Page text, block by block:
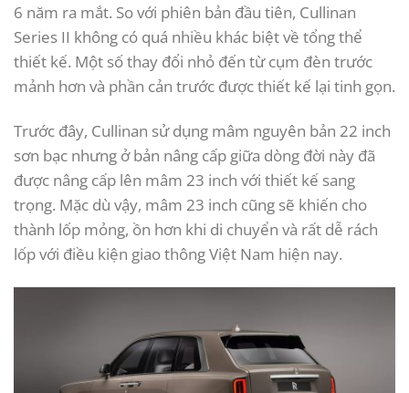
6 năm ra mắt. So với phiên bản đầu tiên, Cullinan
Series II không có quá nhiều khác biệt về tổng thể
thiết kế. Một số thay đổi nhỏ đến từ cụm đèn trước
mảnh hơn và phần cản trước được thiết kế lại tinh gọn.
Trước đây, Cullinan sử dụng mâm nguyên bản 22 inch
sơn bạc nhưng ở bản nâng cấp giữa dòng đời này đã
được nâng cấp lên mâm 23 inch với thiết kế sang
trọng. Mặc dù vậy, mâm 23 inch cũng sẽ khiến cho
thành lốp mỏng, ồn hơn khi di chuyển và rất dễ rách
lốp với điều kiện giao thông Việt Nam hiện nay.